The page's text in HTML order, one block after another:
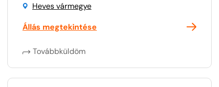
Heves vármegye
Állás megtekintése
Továbbküldöm